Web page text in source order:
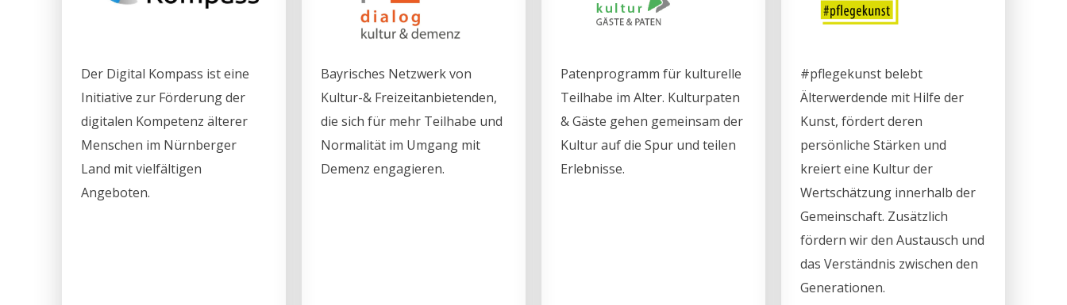
Der Digital Kompass ist eine
Initiative zur Förderung der
digitalen Kompetenz älterer
Menschen im Nürnberger
Land mit vielfältigen
Angeboten.
Bayrisches Netzwerk von
Kultur-& Freizeitanbietenden,
die sich für mehr Teilhabe und
Normalität im Umgang mit
Demenz engagieren.
Patenprogramm für kulturelle
Teilhabe im Alter. Kulturpaten
& Gäste gehen gemeinsam der
Kultur auf die Spur und teilen
Erlebnisse.
#pflegekunst belebt
Älterwerdende mit Hilfe der
Kunst, fördert deren
persönliche Stärken und
kreiert eine Kultur der
Wertschätzung innerhalb der
Gemeinschaft. Zusätzlich
fördern wir den Austausch und
das Verständnis zwischen den
Generationen.